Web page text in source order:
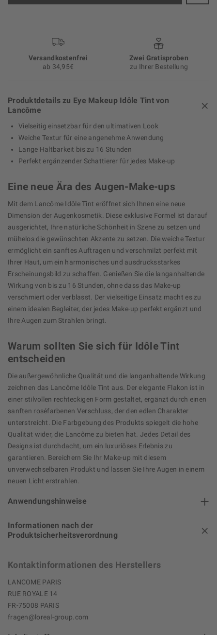
Versand­kosten­frei
ab 34,95€
Zwei Gratisproben
zu Ihrer Bestellung
Produktdetails zu Eye Makeup Idôle Tint von
Lancôme
Vielseitig einsetzbar für den ultimativen Look
Weiche Textur für eine angenehme Anwendung
Lange Haltbarkeit bis zu 16 Stunden
Perfekt ergänzender Schattierer für jedes Make-up
Eine neue Ära des Augen-Make-ups
Mit dem Lancôme Idôle Tint eröffnet sich Ihnen eine neue
Dimension der Augenkosmetik. Diese exklusive Formel ist darauf
ausgerichtet, Ihre natürliche Schönheit in Szene zu setzen und
mühelos die gewünschten Akzente zu setzen. Die weiche Textur
ermöglicht ein sanftes Auftragen und verschmilzt perfekt mit
Ihrer Haut, um ein harmonisches und ausdrucksstarkes
Erscheinungsbild zu schaffen. Genießen Sie die langanhaltende
Wirkung von bis zu 16 Stunden, ohne dass das Make-up
verschmiert oder verblasst. Der vielseitige Einsatz macht es zu
einem idealen Begleiter, der jedes Make-up perfekt ergänzt und
Ihre Augen zum Strahlen bringt.
Warum sollten Sie sich für Idôle Tint
entscheiden
Die außergewöhnliche Qualität und die langanhaltende Wirkung
zeichnen das Lancôme Idôle Tint aus. Der elegante Flakon ist in
einer stilvollen rechteckigen Form gestaltet, ergänzt durch einen
sanften roséfarbenen Verschluss, der den edlen Charakter
unterstreicht. Die Farbgebung des Produkts spiegelt die hohe
Qualität wider, die Lancôme zu bieten hat. Jedes Detail des
Designs ist durchdacht, um ein luxuriöses Erlebnis zu
garantieren. Bereichern Sie Ihr Make-up mit diesem
unverwechselbaren Produkt und lassen Sie Ihre Augen in einem
neuen Licht erstrahlen.
Anwendungshinweise
Informationen nach der
Produktsicherheitsverordnung
Kontaktinformationen des Herstellers
LANCOME PARIS
RUE ROYALE 14
FR-75008 PARIS
fragen@loreal-group.com